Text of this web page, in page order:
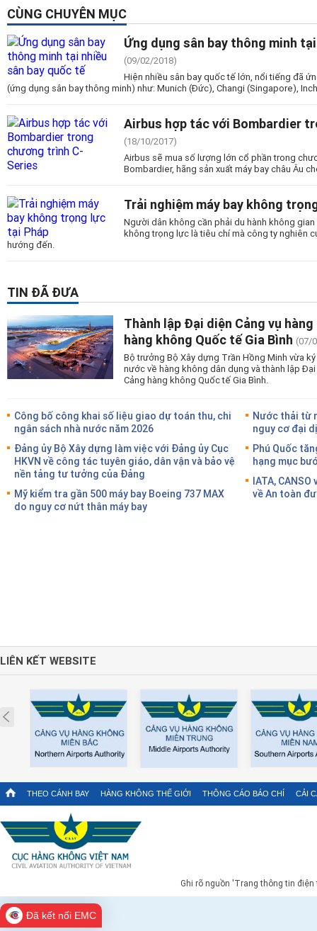
CÙNG CHUYÊN MỤC
Ứng dụng sân bay thông minh
(09/02/2018)
Hiện nhiều sân bay quốc tế lớn, nổi tiếng đã
(ứng dụng sân bay thông minh) như: Munich (Đức), Changi (Singapore),
Airbus hợp tác với Bombardier
(18/10/2017)
Airbus sẽ mua số lượng lớn cổ phần trong
Bombardier, hãng sản xuất máy bay châu Âu
Trải nghiệm máy bay không
Người dân không cần phải du hành không
không trọng lực là tiêu chí mà công ty nghiên
hướng đến.
TIN ĐÃ ĐƯA
Thành lập Đại diện Cảng vụ
hàng không Quốc tế Gia Bình (07/
Bộ trưởng Bộ Xây dựng Trần Hồng Minh vừa
nước về hàng không dân dụng và thành lập
Cảng hàng không Quốc tế Gia Bình.
Công bố công khai số liệu giao dự toán thu, chi
ngân sách nhà nước năm 2026
Đảng ủy Bộ Xây dựng làm việc với Đảng ủy Cục
HKVN về công tác tuyên giáo, dân vận và bảo vệ
nền tảng tư tưởng của Đảng
Mỹ kiểm tra gần 500 máy bay Boeing 737 MAX
do nguy cơ nứt thân máy bay
Nước thải từ
nguy cơ đại
Phú Quốc
hạng mục
IATA,
về An toàn
LIÊN KẾT WEBSITE
Prev
THEO CÁNH BAY HÀNG KHÔNG THẾ GIỚI THÔNG CÁO BÁO CHÍ CẢI
Ghi rõ nguồn 'Trang thông tin
Đã kết nối EMC